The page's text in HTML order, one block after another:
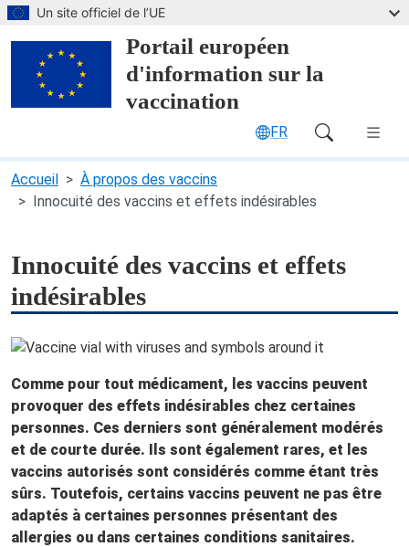
Un site officiel de l’UE
Portail européen
d'information sur la
vaccination
FR
Main Navigation (desktop)
Accueil
À propos des vaccins
Innocuité des vaccins et effets indésirables
Innocuité des vaccins et effets
indésirables
Comme pour tout médicament, les vaccins peuvent
provoquer des effets indésirables chez certaines
personnes. Ces derniers sont généralement modérés
et de courte durée. Ils sont également rares, et les
vaccins autorisés sont considérés comme étant très
sûrs. Toutefois, certains vaccins peuvent ne pas être
adaptés à certaines personnes présentant des
allergies ou dans certaines conditions sanitaires.